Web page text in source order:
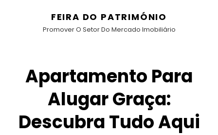
FEIRA DO PATRIMÓNIO
Promover O Setor Do Mercado Imobiliário
Apartamento Para
Alugar Graça:
Descubra Tudo Aqui